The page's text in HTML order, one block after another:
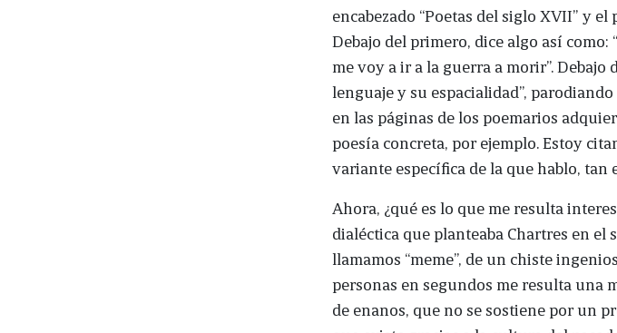
encabezado “Poetas del siglo XVII” y
Debajo del primero, dice algo así como:
me voy a ir a la guerra a morir”.
lenguaje y su espacialidad”,
en las páginas de los poemarios
poesía concreta, por ejemplo. Estoy
variante específica de la que hablo,
Ahora, ¿qué es lo que me resulta
dialéctica que planteaba Chartres en el
llamamos “meme”, de un chiste
personas en segundos me resulta una
de enanos, que no se sostiene por un